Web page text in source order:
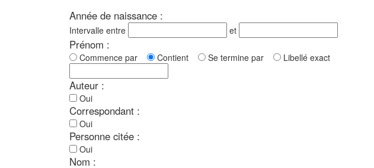
Année de naissance :
Intervalle entre et
Prénom :
Commence par Contient Se termine par Libellé exact
Auteur :
Oui
Correspondant :
Oui
Personne citée :
Oui
Nom :